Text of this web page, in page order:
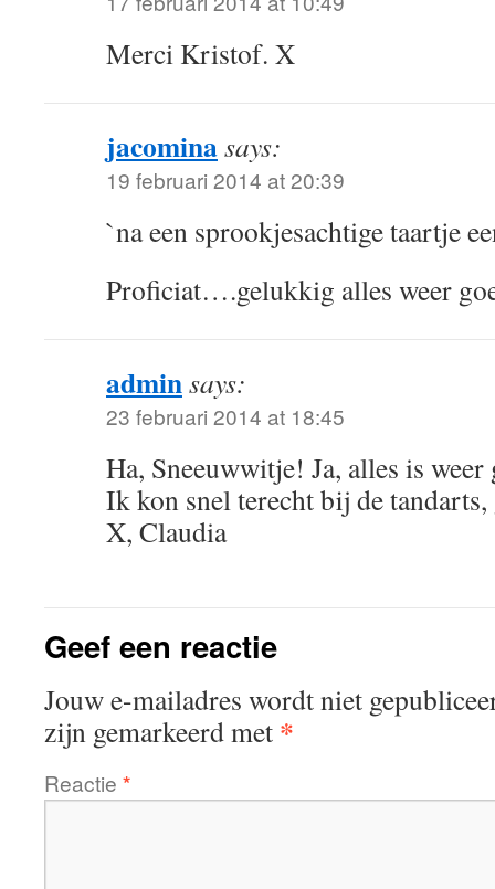
Merci Kristof. X
jacominasays:
19 februari 2014 at 20:39
`na een sprookjesachtige taartje
Proficiat….gelukkig alles weer
adminsays:
23 februari 2014 at 18:45
Ha, Sneeuwwitje! Ja, alles is weer
Ik kon snel terecht bij de
X, Claudia
Geef een reactie
Jouw e-mailadres wordt niet
zijn gemarkeerd met *
Reactie *